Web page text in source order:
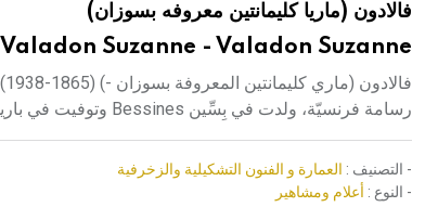
فالادون (ماريا كليمانتين معروفه بسوزان)
Valadon Suzanne - Valadon Suzanne
رسامة فرنسيّة، ولدت في بِسِّين Bessines وتوفيت في باريس، وهي ابنة غير شرعيّة لامرأة كانت تعمل في غسل الثياب.
- التصنيف : العمارة و الفنون التشكيلية والزخرفية
- النوع : أعلام ومشاهير